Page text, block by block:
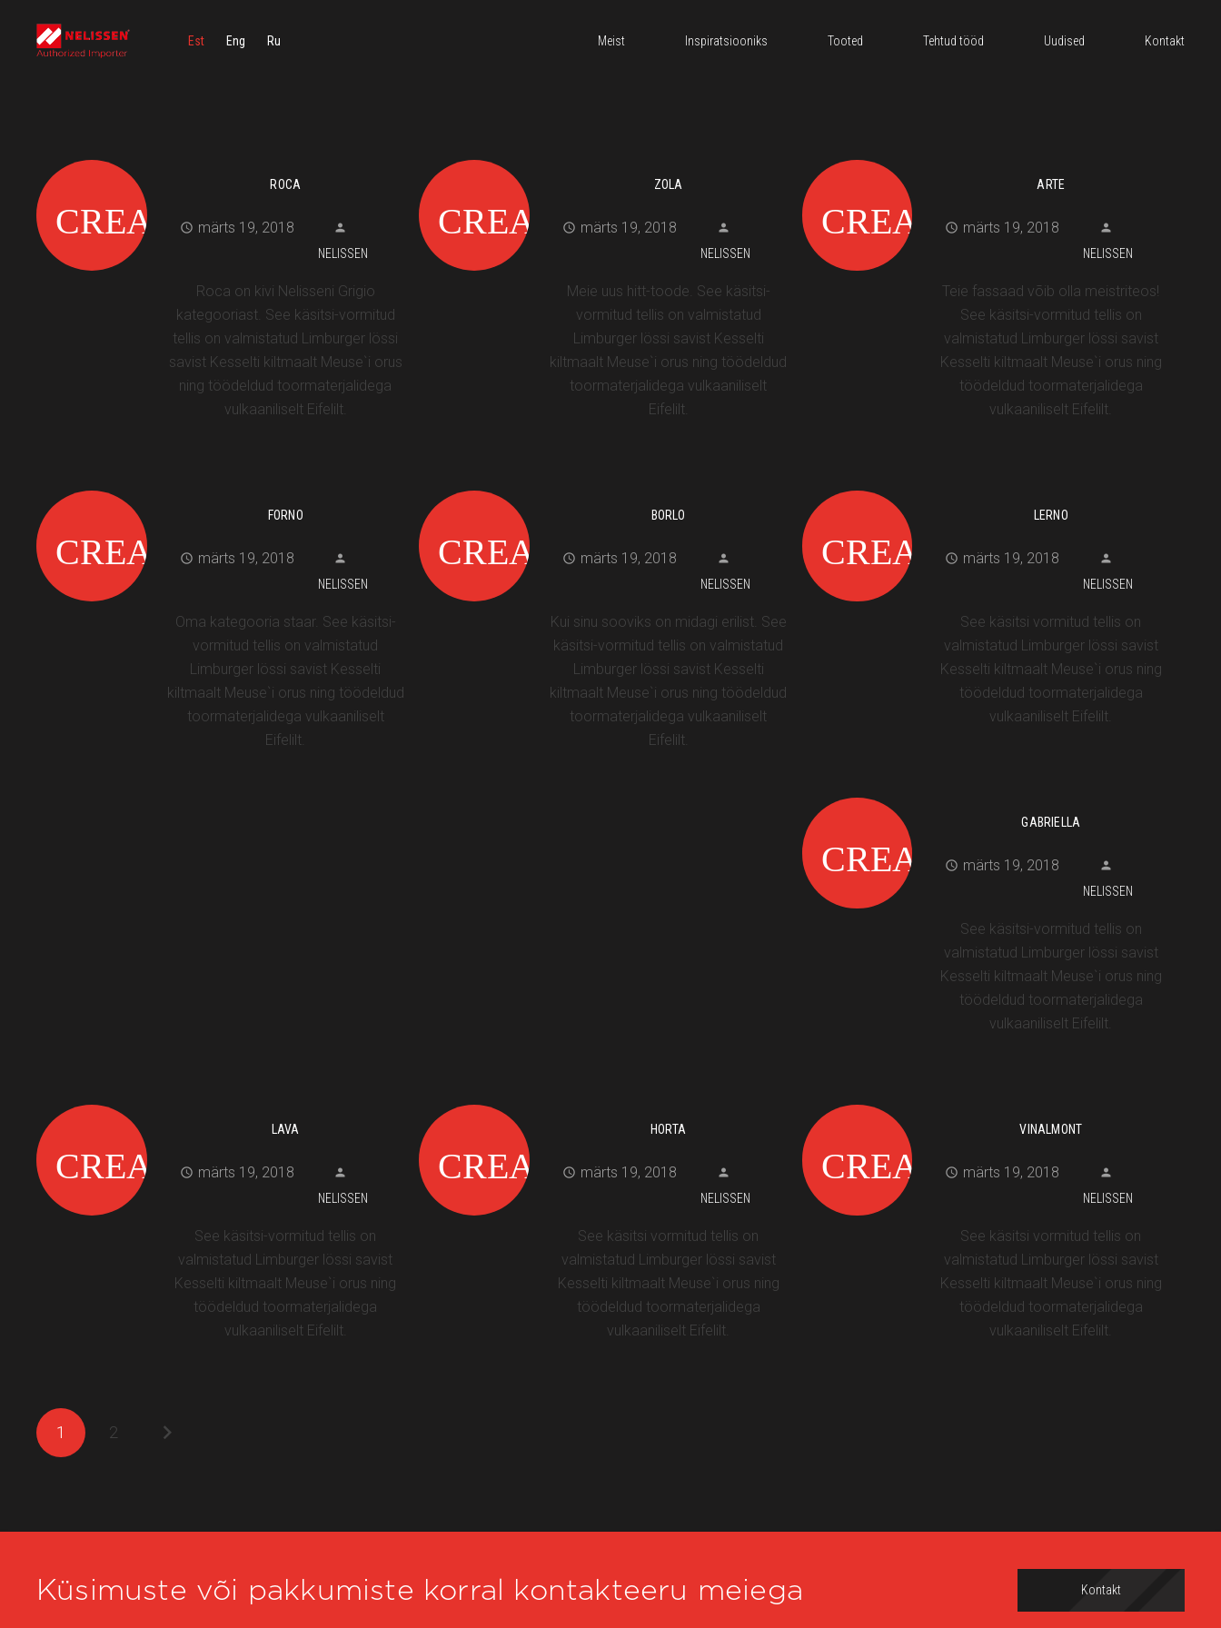
Est Eng Ru Meist Inspiratsiooniks Tooted Tehtud tööd Uudised Kontakt
ROCA
märts 19, 2018
NELISSEN
Roca on kivi Nelisseni Grigio
kategooriast. See käsitsi-vormitud
tellis on valmistatud Limburger lössi
savist Kesselti kiltmaalt Meuse`i orus
ning töödeldud toormaterjalidega
vulkaaniliselt Eifelilt.
ZOLA
märts 19, 2018
NELISSEN
Meie uus hitt-toode. See käsitsi-
vormitud tellis on valmistatud
Limburger lössi savist Kesselti
kiltmaalt Meuse`i orus ning töödeldud
toormaterjalidega vulkaaniliselt
Eifelilt.
ARTE
märts 19, 2018
NELISSEN
Teie fassaad võib olla meistriteos!
See käsitsi-vormitud tellis on
valmistatud Limburger lössi savist
Kesselti kiltmaalt Meuse`i orus ning
töödeldud toormaterjalidega
vulkaaniliselt Eifelilt.
FORNO
märts 19, 2018
NELISSEN
Oma kategooria staar. See käsitsi-
vormitud tellis on valmistatud
Limburger lössi savist Kesselti
kiltmaalt Meuse`i orus ning töödeldud
toormaterjalidega vulkaaniliselt
Eifelilt.
BORLO
märts 19, 2018
NELISSEN
Kui sinu sooviks on midagi erilist. See
käsitsi-vormitud tellis on valmistatud
Limburger lössi savist Kesselti
kiltmaalt Meuse`i orus ning töödeldud
toormaterjalidega vulkaaniliselt
Eifelilt.
LERNO
märts 19, 2018
NELISSEN
See käsitsi vormitud tellis on
valmistatud Limburger lössi savist
Kesselti kiltmaalt Meuse`i orus ning
töödeldud toormaterjalidega
vulkaaniliselt Eifelilt.
GABRIELLA
märts 19, 2018
NELISSEN
See käsitsi-vormitud tellis on
valmistatud Limburger lössi savist
Kesselti kiltmaalt Meuse`i orus ning
töödeldud toormaterjalidega
vulkaaniliselt Eifelilt.
LAVA
märts 19, 2018
NELISSEN
See käsitsi-vormitud tellis on
valmistatud Limburger lössi savist
Kesselti kiltmaalt Meuse`i orus ning
töödeldud toormaterjalidega
vulkaaniliselt Eifelilt.
HORTA
märts 19, 2018
NELISSEN
See käsitsi vormitud tellis on
valmistatud Limburger lössi savist
Kesselti kiltmaalt Meuse`i orus ning
töödeldud toormaterjalidega
vulkaaniliselt Eifelilt.
VINALMONT
märts 19, 2018
NELISSEN
See käsitsi vormitud tellis on
valmistatud Limburger lössi savist
Kesselti kiltmaalt Meuse`i orus ning
töödeldud toormaterjalidega
vulkaaniliselt Eifelilt.
1 2
Küsimuste või pakkumiste korral kontakteeru meiega Kontakt